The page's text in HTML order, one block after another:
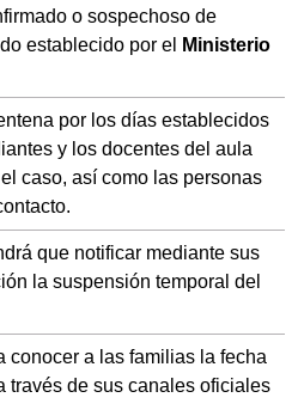
o sospechoso de
establecido por el Ministerio
por los días establecidos
y los docentes del aula
caso, así como las personas
que notificar mediante sus
la suspensión temporal del
conocer a las familias la fecha
través de sus canales oficiales